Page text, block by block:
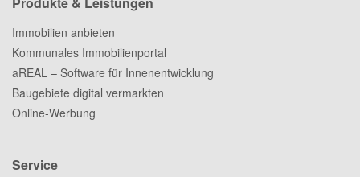
Immobilien anbieten
Kommunales Immobilienportal
aREAL – Software für Innenentwicklung
Baugebiete digital vermarkten
Online-Werbung
Service